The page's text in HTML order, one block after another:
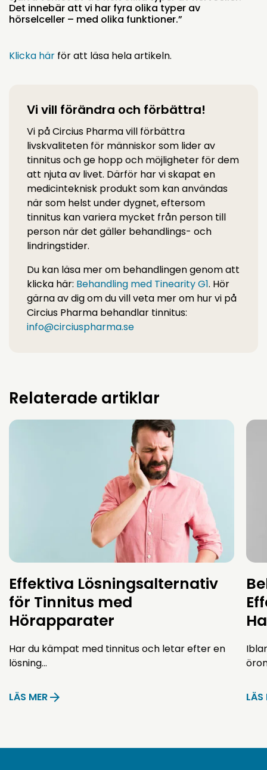
Det innebär att vi har fyra olika typer av
hörselceller – med olika funktioner.”
Klicka här för att läsa hela artikeln.
Vi vill förändra och förbättra!
Vi på Circius Pharma vill förbättra
livskvaliteten för människor som lider av
tinnitus och ge hopp och möjligheter för dem
att njuta av livet. Därför har vi skapat en
medicinteknisk produkt som kan användas
när som helst under dygnet, eftersom
tinnitus kan variera mycket från person till
person när det gäller behandlings- och
lindringstider.
Du kan läsa mer om behandlingen genom att
klicka här: Behandling med Tinearity G1. Hör
gärna av dig om du vill veta mer om hur vi på
Circius Pharma behandlar tinnitus:
info@circiuspharma.se
Relaterade artiklar
Effektiva Lösningsalternativ
för Tinnitus med
Hörapparater
Har du kämpat med tinnitus och letar efter en
lösning…
LÄS MER LÄS